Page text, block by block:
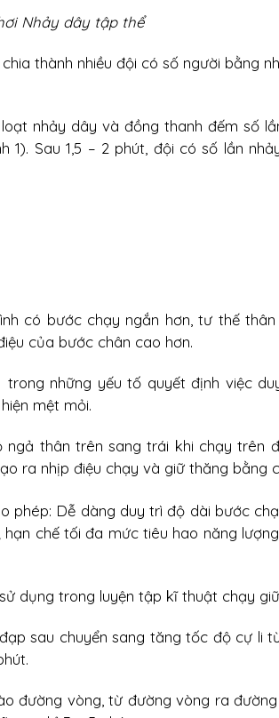
Nhảy dây tập thể
thành nhiều đội có số người bằng
nhảy dây và đồng thanh đếm số
Sau 1,5 – 2 phút, đội có số lần
có bước chạy ngắn hơn, tư thế
của bước chân cao hơn.
những yếu tố quyết định việc
mệt mỏi.
thân trên sang trái khi chạy trên
ra nhịp điệu chạy và giữ thăng bằng
phép: Dễ dàng duy trì độ dài bước
chế tối đa mức tiêu hao năng
dụng trong luyện tập kĩ thuật chạy
sau chuyển sang tăng tốc độ cự li
đường vòng, từ đường vòng ra